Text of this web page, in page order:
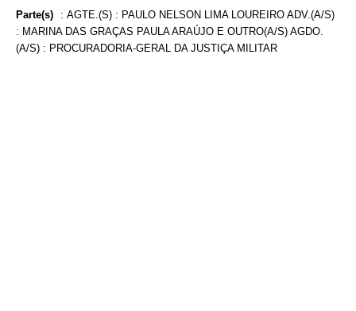
Parte(s) : AGTE.(S) : PAULO NELSON LIMA LOUREIRO ADV.(A/S)
: MARINA DAS GRAÇAS PAULA ARAÚJO E OUTRO(A/S) AGDO.
(A/S) : PROCURADORIA-GERAL DA JUSTIÇA MILITAR